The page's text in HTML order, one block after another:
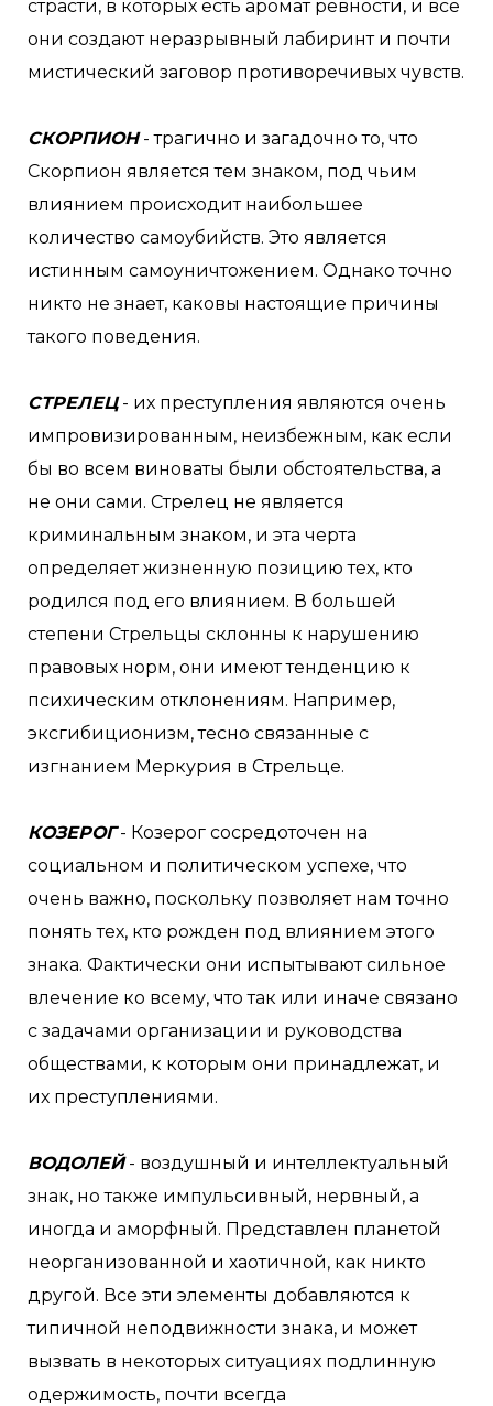
страсти, в которых есть аромат ревности, и все
они создают неразрывный лабиринт и почти
мистический заговор противоречивых чувств.
СКОРПИОН- трагично и загадочно то, что
Скорпион является тем знаком, под чьим
влиянием происходит наибольшее
количество самоубийств. Это является
истинным самоуничтожением. Однако точно
никто не знает, каковы настоящие причины
такого поведения.
СТРЕЛЕЦ- их преступления являются очень
импровизированным, неизбежным, как если
бы во всем виноваты были обстоятельства, а
не они сами. Стрелец не является
криминальным знаком, и эта черта
определяет жизненную позицию тех, кто
родился под его влиянием. В большей
степени Стрельцы склонны к нарушению
правовых норм, они имеют тенденцию к
психическим отклонениям. Например,
эксгибиционизм, тесно связанные с
изгнанием Меркурия в Стрельце.
КОЗЕРОГ- Козерог сосредоточен на
социальном и политическом успехе, что
очень важно, поскольку позволяет нам точно
понять тех, кто рожден под влиянием этого
знака. Фактически они испытывают сильное
влечение ко всему, что так или иначе связано
с задачами организации и руководства
обществами, к которым они принадлежат, и
их преступлениями.
ВОДОЛЕЙ- воздушный и интеллектуальный
знак, но также импульсивный, нервный, а
иногда и аморфный. Представлен планетой
неорганизованной и хаотичной, как никто
другой. Все эти элементы добавляются к
типичной неподвижности знака, и может
вызвать в некоторых ситуациях подлинную
одержимость, почти всегда